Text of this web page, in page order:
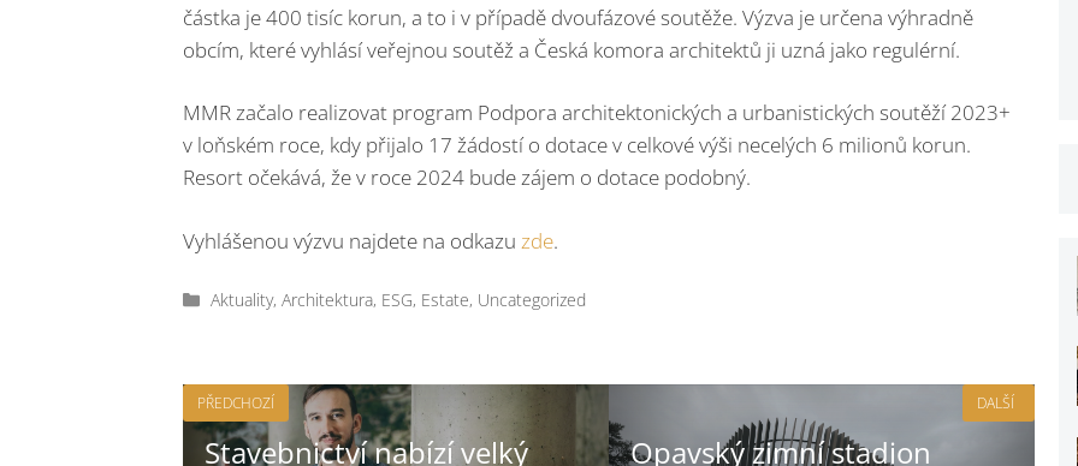
částka je 400 tisíc korun, a to i v případě dvoufázové soutěže. Výzva je určena výhradně
obcím, které vyhlásí veřejnou soutěž a Česká komora architektů ji uzná jako regulérní.
MMR začalo realizovat program Podpora architektonických a urbanistických soutěží 2023+
v loňském roce, kdy přijalo 17 žádostí o dotace v celkové výši necelých 6 milionů korun.
Resort očekává, že v roce 2024 bude zájem o dotace podobný.
Vyhlášenou výzvu najdete na odkazu zde.
Rubriky
Aktuality,Architektura, ESG, Estate, Uncategorized
PŘEDCHOZÍ
Stavebnictví nabízí velký
Opavský zimní stadion
DALŠÍ